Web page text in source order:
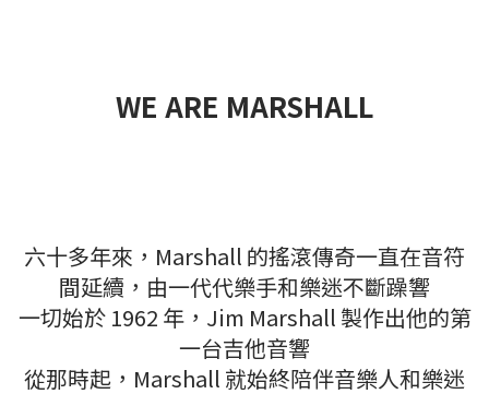
WE ARE MARSHALL
六十多年來，Marshall 的搖滾傳奇一直在音符
間延續，由一代代樂手和樂迷不斷躁響
一切始於 1962 年，Jim Marshall 製作出他的第
一台吉他音響
從那時起，Marshall 就始終陪伴音樂人和樂迷